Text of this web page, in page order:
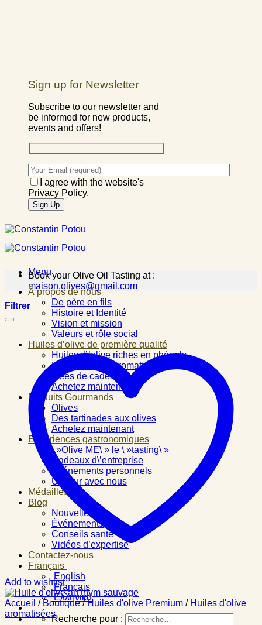
Sign up for Newsletter
Subscribe to our newsletter and
be informed for new products,
events and offers!
I agree with the website's
Privacy Policy.
Menu
À propos de nous
De père en fils
Histoire et Identité
Vision et mission
Valeurs et rôle social
Huiles d’olive de première qualité
Huiles d\’olive riches en phénols
Huiles d\’olive aromatisées
Idées de cadeau
Achetez maintenant
Produits Gourmands
Olives
Des tartinades aux olives
Achetez maintenant
Expériences gastronomiques
\ »Olive ME\ » le \ »tasting\ »
Cadeaux d\’entreprise
Événements personnels
Un jour avec nous
Médailles
Blog
Nouvelles
Événements
Conseils santé
Vidéos d’expertise
Contactez-nous
Français
English
Français
Ελληνικά
Recherche pour :
Book your Olive Oil Tasting at :
maison.olives@gmail.com
Filtrer
Add to wishlist
Accueil / Boutique / Huiles d'olive Premium / Huiles d'olive
aromatisées